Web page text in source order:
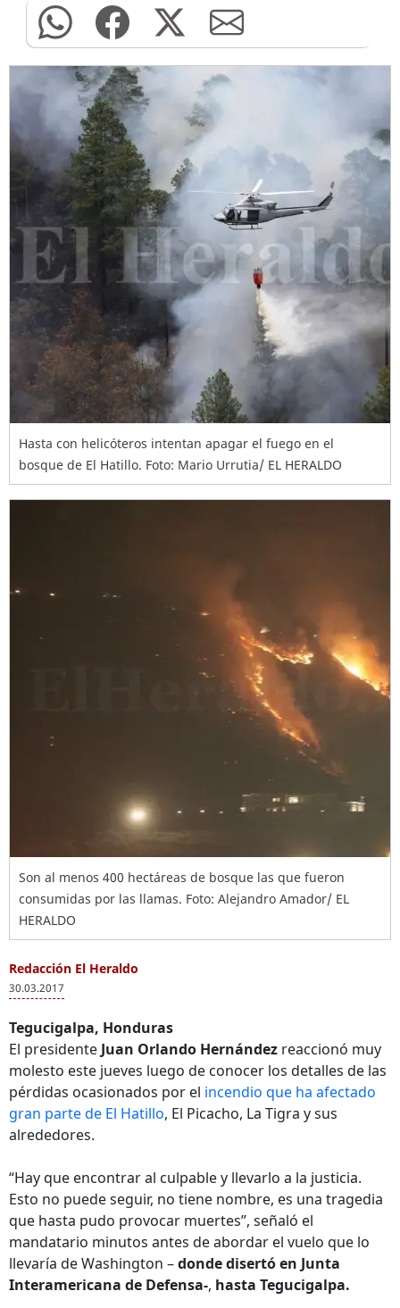
Hasta con helicóteros intentan apagar el fuego en el
bosque de El Hatillo. Foto: Mario Urrutia/ EL HERALDO
Son al menos 400 hectáreas de bosque las que fueron
consumidas por las llamas. Foto: Alejandro Amador/ EL
HERALDO
Redacción El Heraldo
30.03.2017
Tegucigalpa, Honduras
El presidente Juan Orlando Hernández reaccionó muy
molesto este jueves luego de conocer los detalles de las
pérdidas ocasionados por el incendio que ha afectado
gran parte de El Hatillo, El Picacho, La Tigra y sus
alrededores.
“Hay que encontrar al culpable y llevarlo a la justicia.
Esto no puede seguir, no tiene nombre, es una tragedia
que hasta pudo provocar muertes”, señaló el
mandatario minutos antes de abordar el vuelo que lo
llevaría de Washington –donde disertó en Junta
Interamericana de Defensa-, hasta Tegucigalpa.